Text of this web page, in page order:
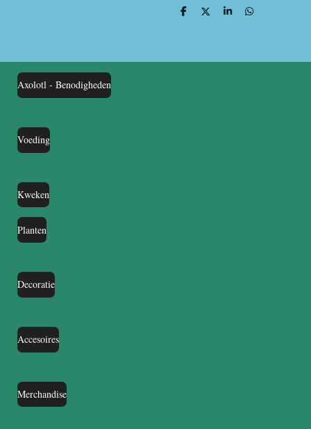
D
D
S
D
Axolotl - Benodigheden
Voeding
Kweken
Planten
Decoratie
Accesoires
Merchandise